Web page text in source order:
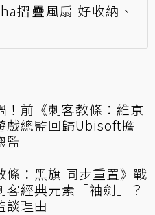
摺疊風扇 好收納、
！前《刺客教條：維京
戲總監回歸Ubisoft擔
監
條：黑旗 同步重置》戰
客經典元素「袖劍」？
談理由